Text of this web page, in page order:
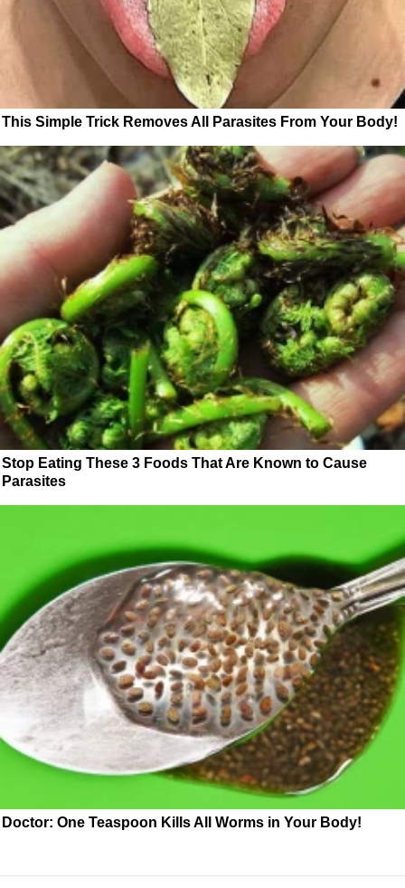
This Simple Trick Removes All Parasites From Your Body!
Stop Eating These 3 Foods That Are Known to Cause
Parasites
Doctor: One Teaspoon Kills All Worms in Your Body!